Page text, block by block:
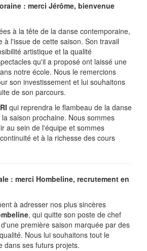
: merci Jérôme, bienvenue
à la tête de la danse contemporaine,
à l'issue de cette saison. Son travail
artistique et la qualité
qu'il a proposé ont laissé une
notre école. Nous le remercions
son investissement et lui souhaitons
de son parcours.
qui reprendra le flambeau de la danse
saison prochaine. Nous sommes
au sein de l'équipe et sommes
et à la richesse des cours
: merci Hombeline, recrutement en
à adresser nos plus sincères
, qui quitte son poste de chef
première saison marquée par des
Nous lui souhaitons tout le
dans ses futurs projets.